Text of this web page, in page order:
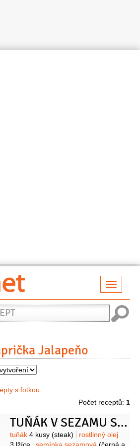
Jalapeňo
s fotkou
Počet receptů: 1
TUŇÁK V SEZAMU S OKURKOVO-KORIANDROVÝM SALÁTEM
Suroviny
tuňák 4 kusy (steak)
rostlinný olej